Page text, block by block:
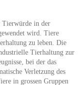
Tierwürde in der
wird. Tiere
zu leben. Die
Tierhaltung zur
bei der das
Verletzung des
in grossen Gruppen